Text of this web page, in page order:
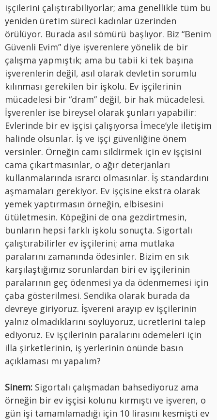
işçilerini çalıştırabiliyorlar; ama genellikle tüm bu
yeniden üretim süreci kadınlar üzerinden
örülüyor. Burada asıl sömürü başlıyor. Biz “Benim
Güvenli Evim” diye işverenlere yönelik de bir
çalışma yapmıştık; ama bu tabii ki tek başına
işverenlerin değil, asıl olarak devletin sorumlu
kılınması gerekilen bir işkolu. Ev işçilerinin
mücadelesi bir “dram” değil, bir hak mücadelesi.
İşverenler ise bireysel olarak şunları yapabilir:
Evlerinde bir ev işçisi çalışıyorsa İmece’yle iletişim
halinde olsunlar. İş ve işçi güvenliğine önem
versinler. Örneğin camı sildirmek için ev işçisini
cama çıkartmasınlar, o ağır deterjanları
kullanmalarında ısrarcı olmasınlar. İş standardını
aşmamaları gerekiyor. Ev işçisine ekstra olarak
yemek yaptırmasın örneğin, elbisesini
ütületmesin. Köpeğini de ona gezdirtmesin,
bunların hepsi farklı işkolu sonuçta. Sigortalı
çalıştırabilirler ev işçilerini; ama mutlaka
paralarını zamanında ödesinler. Bizim en sık
karşılaştığımız sorunlardan biri ev işçilerinin
paralarının geç ödenmesi ya da ödenmemesi için
çaba gösterilmesi. Sendika olarak burada da
devreye giriyoruz. İşvereni arayıp ev işçilerinin
yalnız olmadıklarını söylüyoruz, ücretlerini talep
ediyoruz. Ev işçilerinin paralarını ödemeleri için
illa şirketlerinin, iş yerlerinin önünde basın
açıklaması mı yapalım?
Sinem: Sigortalı çalışmadan bahsediyoruz ama
örneğin bir ev işçisi kolunu kırmıştı ve işveren, o
gün işi tamamlamadığı için 10 lirasını kesmişti ev